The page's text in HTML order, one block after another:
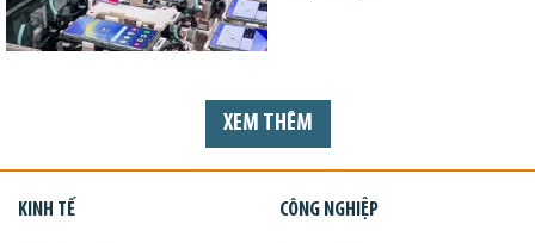
XEM THÊM
KINH TẾ CÔNG NGHIỆP